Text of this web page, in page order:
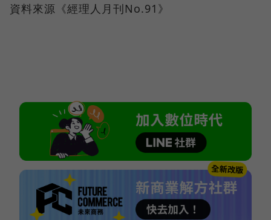
資料來源《經理人月刊No.91》